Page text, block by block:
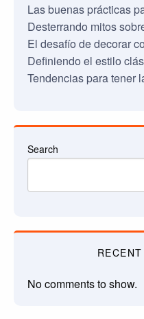
Las buenas prácticas
Desterrando mitos
El desafío de decorar
Definiendo el estilo
Tendencias para tener
Search
No comments to show.